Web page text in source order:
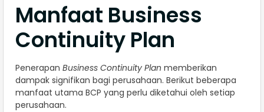
Manfaat Business
Continuity Plan
Penerapan Business Continuity Plan memberikan
dampak signifikan bagi perusahaan. Berikut beberapa
manfaat utama BCP yang perlu diketahui oleh setiap
perusahaan.